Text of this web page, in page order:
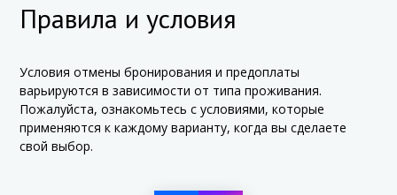
Правила и условия
Условия отмены бронирования и предоплаты
варьируются в зависимости от типа проживания.
Пожалуйста, ознакомьтесь с условиями, которые
применяются к каждому варианту, когда вы сделаете
свой выбор.